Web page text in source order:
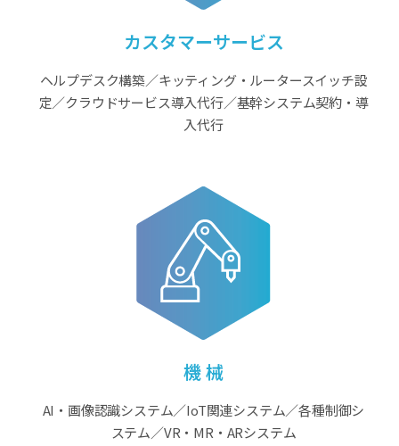
カスタマーサービス
ヘルプデスク構築／キッティング・ルータースイッチ設
定／クラウドサービス導入代行／基幹システム契約・導
入代行
機 械
AI・画像認識システム／IoT関連システム／各種制御シ
ステム／VR・MR・ARシステム